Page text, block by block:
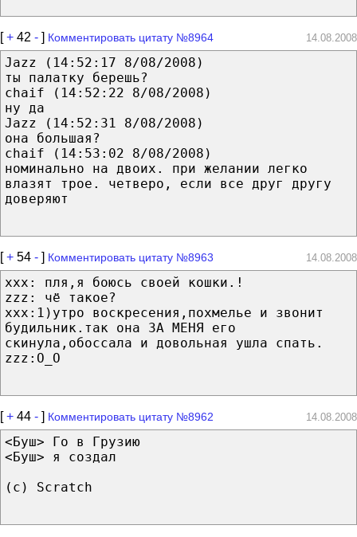
[+ 42 - ] Комментировать цитату №8964 14.08.2008
Jazz (14:52:17 8/08/2008)
ты палатку берешь?
chaif (14:52:22 8/08/2008)
ну да
Jazz (14:52:31 8/08/2008)
она большая?
chaif (14:53:02 8/08/2008)
номинально на двоих. при желании легко
влазят трое. четверо, если все друг другу
доверяют
[+ 54 - ] Комментировать цитату №8963 14.08.2008
xxx: пля,я боюсь своей кошки.!
zzz: чё такое?
xxx:1)утро воскресения,похмелье и звонит
будильник.так она ЗА МЕНЯ его
скинула,обоссала и довольная ушла спать.
zzz:O_O
[+ 44 - ] Комментировать цитату №8962 14.08.2008
<Буш> Го в Грузию
<Буш> я создал
(c) Scratch